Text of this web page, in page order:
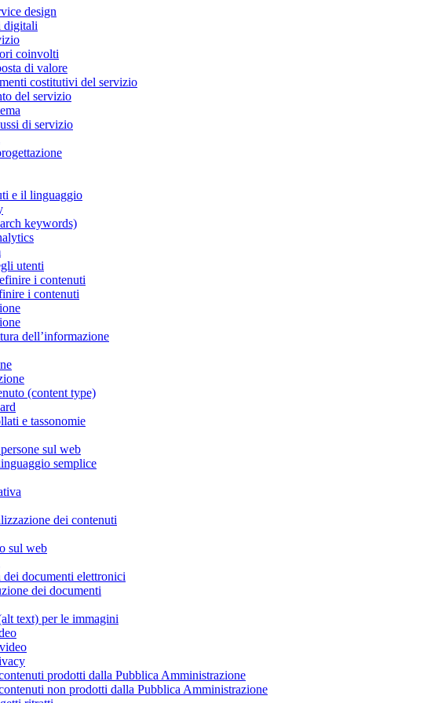
design
digitali
coinvolti
di valore
costitutivi del servizio
del servizio
di servizio
e il linguaggio
keywords)
utenti
i contenuti
i contenuti
dell’informazione
(content type)
e tassonomie
sul web
semplice
dei contenuti
sul web
documenti elettronici
dei documenti
text) per le immagini
prodotti dalla Pubblica Amministrazione
non prodotti dalla Pubblica Amministrazione